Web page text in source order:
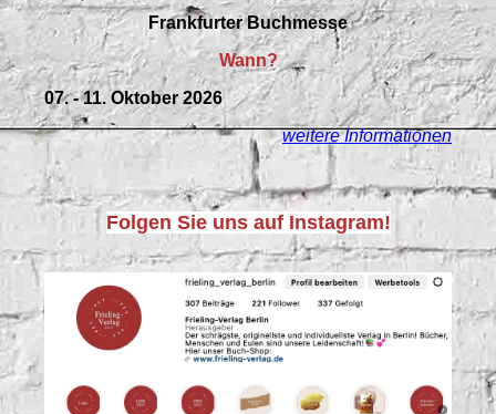
Frankfurter Buchmesse
Wann?
07. - 11. Oktober 2026
weitere Informationen
Folgen Sie uns auf Instagram!